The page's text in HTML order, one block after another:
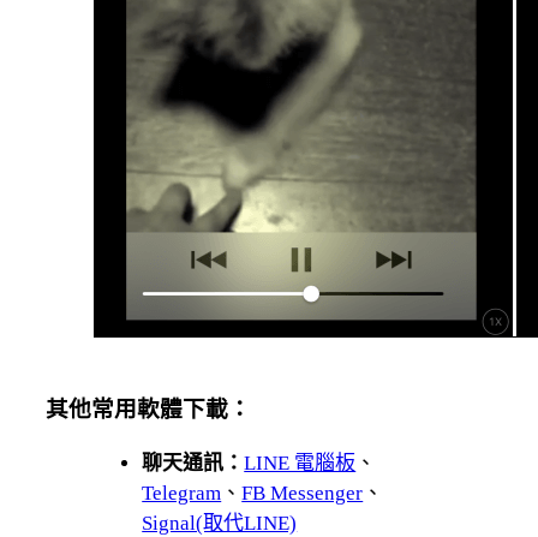
其他常用軟體下載：
聊天通訊：LINE 電腦板 、
Telegram 、FB Messenger 、
Signal(取代LINE)